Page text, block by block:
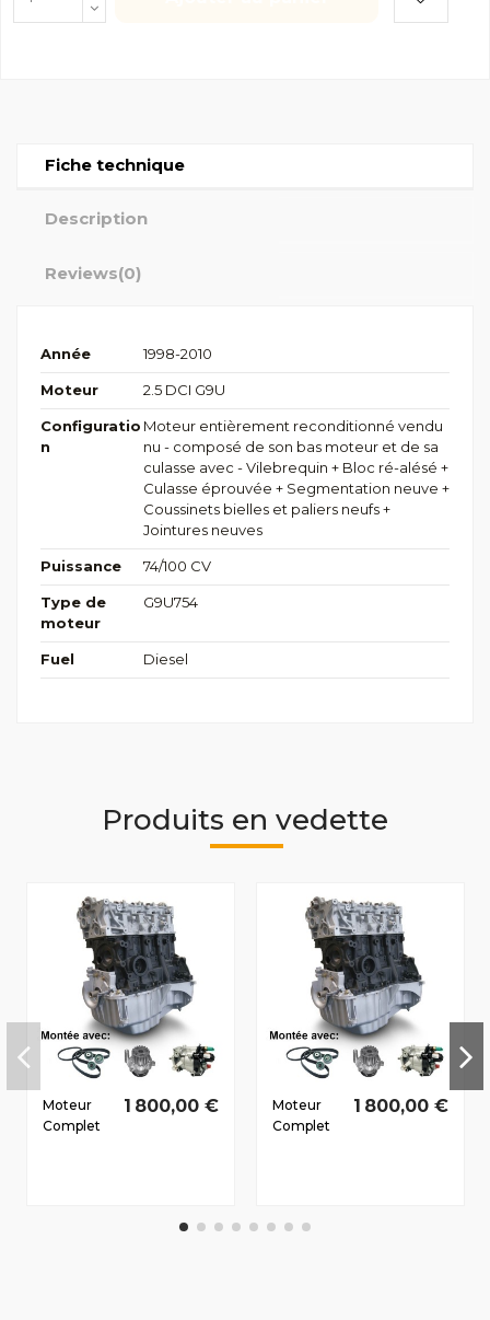
Fiche technique
Description
Reviews(0)
Année 1998-2010
Moteur 2.5 DCI G9U
Configuratio
n
Moteur entièrement reconditionné vendu
nu - composé de son bas moteur et de sa
culasse avec - Vilebrequin + Bloc ré-alésé +
Culasse éprouvée + Segmentation neuve +
Coussinets bielles et paliers neufs +
Jointures neuves
Puissance 74/100 CV
Type de
moteur
G9U754
Fuel Diesel
Produits en vedette
Moteur
Complet
1 800,00 €
Moteur
Complet
dCi
1 800,00 €